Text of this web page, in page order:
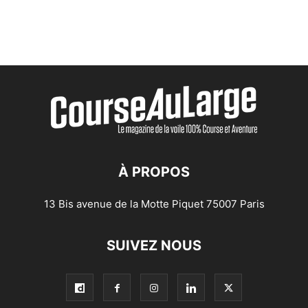
À PROPOS
13 Bis avenue de la Motte Piquet 75007 Paris
SUIVEZ NOUS